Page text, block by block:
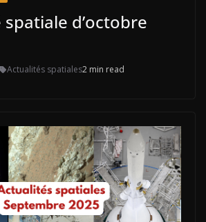
spatiale d’octobre
Actualités spatiales2 min read